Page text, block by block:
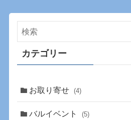
カテゴリー
お取り寄せ (4)
バルイベント (5)